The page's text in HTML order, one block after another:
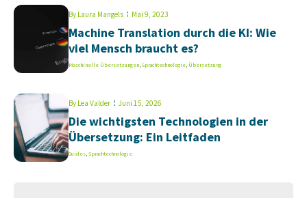
By Laura Mangels Mai 9, 2023
Machine Translation durch die KI: Wie
viel Mensch braucht es?
Maschinelle Übersetzungen,Sprachtechnologie, Übersetzung
By Lea Valder Juni 15, 2026
Die wichtigsten Technologien in der
Übersetzung: Ein Leitfaden
Guides,Sprachtechnologie